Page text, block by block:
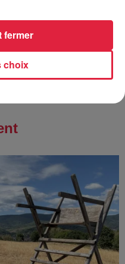
réagit
choix
fermer